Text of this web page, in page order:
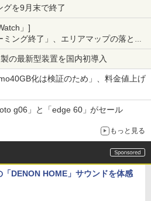
グを9月末で終了
」]
ング終了」、エリアマップの落とし
の最新型装置を国内初導入
化は検証のため」、料金値上げ
g06」と「edge 60」がセール
もっと見る
「DENON HOME」サウンドを体感